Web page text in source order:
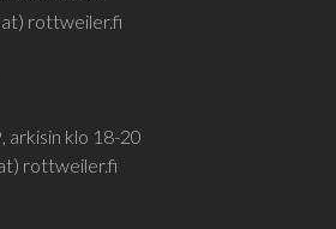
rottweiler.fi
arkisin klo 18-20
rottweiler.fi